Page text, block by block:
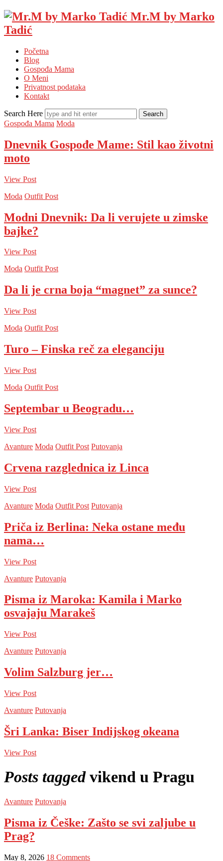
Mr.M by Marko
Tadić
Početna
Blog
Gospođa Mama
O Meni
Privatnost podataka
Kontakt
Search Here
Gospođa Mama Moda
Dnevnik Gospođe Mame: Stil kao životni
moto
View Post
Moda Outfit Post
Modni Dnevnik: Da li verujete u zimske
bajke?
View Post
Moda Outfit Post
Da li je crna boja “magnet” za sunce?
View Post
Moda Outfit Post
Turo – Finska reč za eleganciju
View Post
Moda Outfit Post
Septembar u Beogradu…
View Post
Avanture Moda Outfit Post Putovanja
Crvena razglednica iz Linca
View Post
Avanture Moda Outfit Post Putovanja
Priča iz Berlina: Neka ostane među
nama…
View Post
Avanture Putovanja
Pisma iz Maroka: Kamila i Marko
osvajaju Marakeš
View Post
Avanture Putovanja
Volim Salzburg jer…
View Post
Avanture Putovanja
Šri Lanka: Biser Indijskog okeana
View Post
Posts tagged vikend u Pragu
Avanture Putovanja
Pisma iz Češke: Zašto se svi zaljube u
Prag?
May 8, 2026 18 Comments